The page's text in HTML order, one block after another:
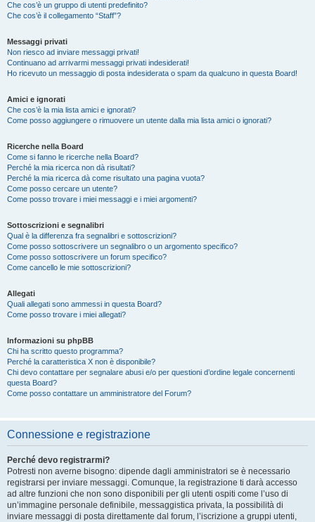
Che cos’è un gruppo di utenti predefinito?
Che cos’è il collegamento “Staff”?
Messaggi privati
Non riesco ad inviare messaggi privati!
Continuano ad arrivarmi messaggi privati indesiderati!
Ho ricevuto un messaggio di posta indesiderata o spam da qualcuno in questa Board!
Amici e ignorati
Che cos’è la mia lista amici e ignorati?
Come posso aggiungere o rimuovere un utente dalla mia lista amici o ignorati?
Ricerche nella Board
Come si fanno le ricerche nella Board?
Perché la mia ricerca non dà risultati?
Perché la mia ricerca dà come risultato una pagina vuota?
Come posso cercare un utente?
Come posso trovare i miei messaggi e i miei argomenti?
Sottoscrizioni e segnalibri
Qual è la differenza fra segnalibri e sottoscrizioni?
Come posso sottoscrivere un segnalibro o un argomento specifico?
Come posso sottoscrivere un forum specifico?
Come cancello le mie sottoscrizioni?
Allegati
Quali allegati sono ammessi in questa Board?
Come posso trovare i miei allegati?
Informazioni su phpBB
Chi ha scritto questo programma?
Perché la caratteristica X non è disponibile?
Chi devo contattare per segnalare abusi e/o per questioni d’ordine legale concernenti
questa Board?
Come posso contattare un amministratore del Forum?
Connessione e registrazione
Perché devo registrarmi?
Potresti non averne bisogno: dipende dagli amministratori se è necessario
registrarsi per inviare messaggi. Comunque, la registrazione ti darà accesso
ad altre funzioni che non sono disponibili per gli utenti ospiti come l’uso di
un’immagine personale definibile, messaggistica privata, la possibilità di
inviare messaggi di posta direttamente dal forum, l’iscrizione a gruppi utenti,